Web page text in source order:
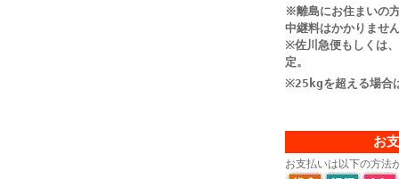
※離島にお住まいの
中継料はかかりませ
※佐川急便もしくは
定。
※25kgを超える場合
お
お支払いは以下の方法